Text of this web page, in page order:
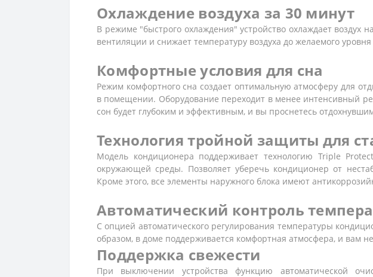
Охлаждение воздуха за 30 минут
В режиме "быстрого охлаждения" устройство охлаждает
вентиляции и снижает температуру воздуха до желаемого
Комфортные условия для сна
Режим комфортного сна создает оптимальную атмосферу для
в помещении. Оборудование переходит в менее интенсивный
сон будет глубоким и эффективным, и вы проснетесь
Технология тройной защиты для
Модель кондиционера поддерживает технологию Triple
окружающей среды. Позволяет уберечь кондиционер от
Кроме этого, все элементы наружного блока имеют
Автоматический контроль
С опцией автоматического регулирования температуры
образом, в доме поддерживается комфортная атмосфера, и вам
Поддержка свежести
При выключении устройства функцию автоматической